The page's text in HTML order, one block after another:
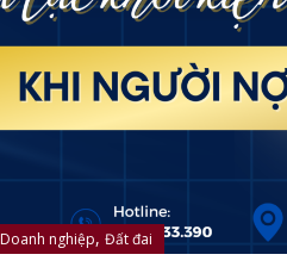
Doanh nghiệp, Đất đai